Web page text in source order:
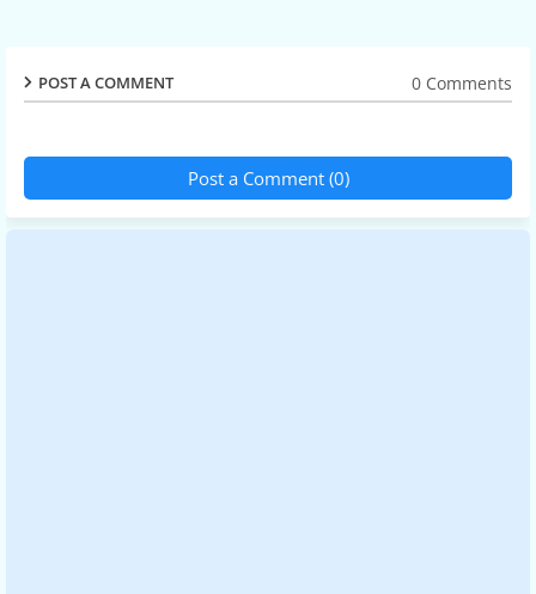
POST A COMMENT 0 Comments
Post a Comment (0)